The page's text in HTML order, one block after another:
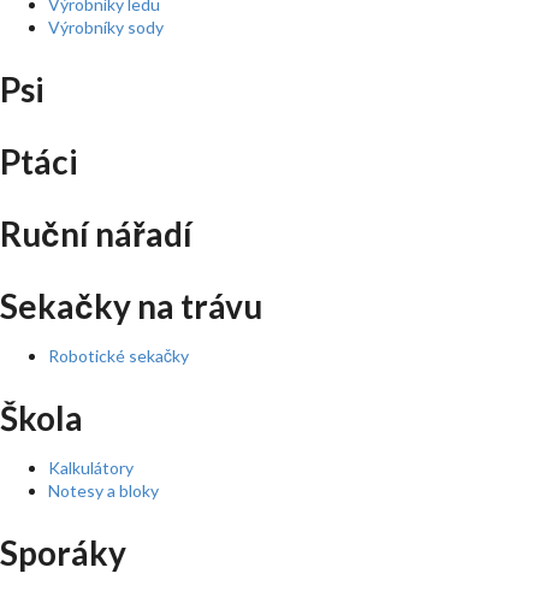
Výrobníky ledu
Výrobníky sody
Psi
Ptáci
Ruční nářadí
Sekačky na trávu
Robotické sekačky
Škola
Kalkulátory
Notesy a bloky
Sporáky